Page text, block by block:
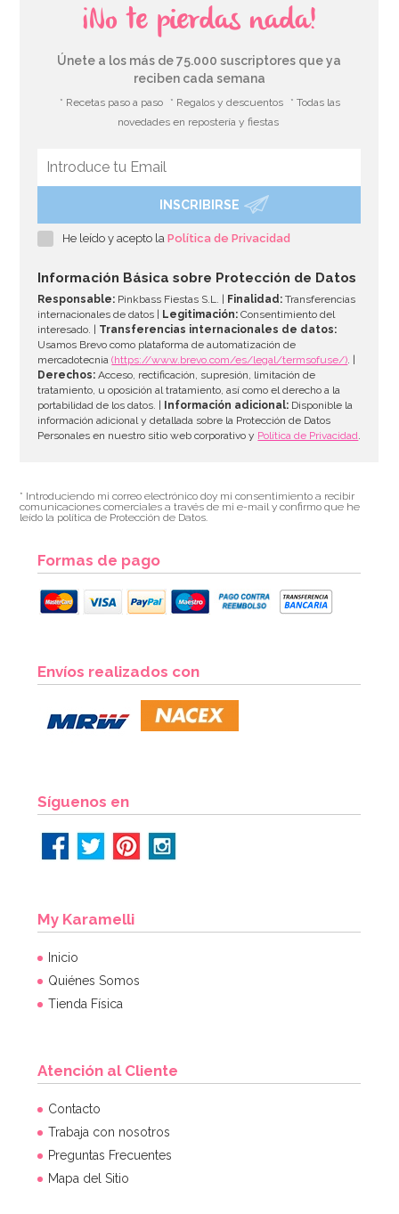
Aros de Azúcar Fresa Pica 1 Kilo - Fini
AÑADIR
3,70€
¡No te pierdas nada!
Únete a los más de 75.000 suscriptores que ya
reciben cada semana
* Recetas paso a paso * Regalos y descuentos
* Todas las
novedades en repostería y fiestas
INSCRIBIRSE
He leído y acepto laPolítica de Privacidad
Información Básica sobre Protección de Datos
Responsable: Pinkbass Fiestas S.L. | Finalidad: Transferencias
internacionales de datos |
Legitimación: Consentimiento del
interesado. | Transferencias internacionales de datos:
Usamos Brevo como plataforma de automatización de
mercadotecnia(https://www.brevo.com/es/legal/termsofuse/). |
Derechos: Acceso, rectificación, supresión, limitación de
tratamiento, u oposición al tratamiento, así como el derecho a la
portabilidad de los datos. |
Información adicional: Disponible la
información adicional y detallada sobre la Protección de Datos
Personales en nuestro sitio web corporativo y Política de Privacidad.
* Introduciendo mi correo electrónico doy mi consentimiento a recibir
comunicaciones comerciales a través de mi e-mail y confirmo que he
leído la política de Protección de Datos.
Formas de pago
Envíos realizados con
Síguenos en
My Karamelli
Inicio
Quiénes Somos
Tienda Física
Atención al Cliente
Contacto
Trabaja con nosotros
Preguntas Frecuentes
Mapa del Sitio